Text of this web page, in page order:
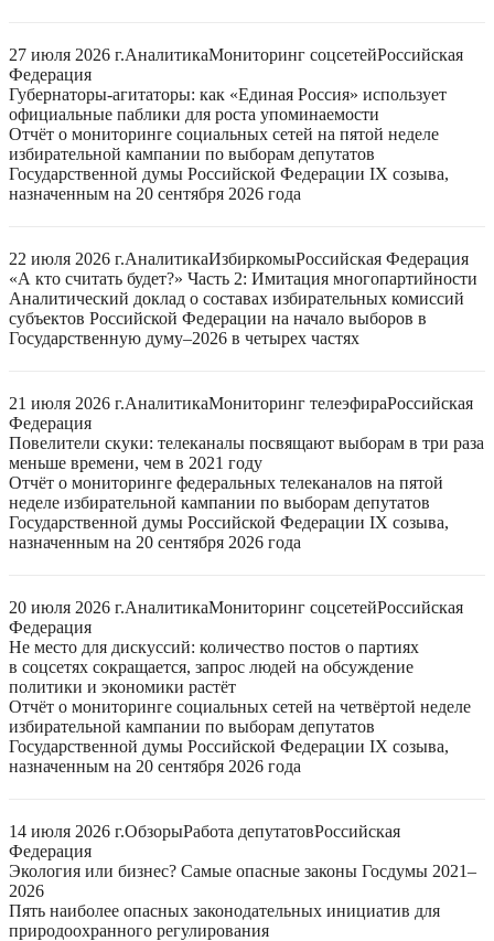
27 июля 2026 г.АналитикаМониторинг соцсетейРоссийская
Федерация
Губернаторы-агитаторы: как «Единая Россия» использует
официальные паблики для роста упоминаемости
Отчёт о мониторинге социальных сетей на пятой неделе
избирательной кампании по выборам депутатов
Государственной думы Российской Федерации IX созыва,
назначенным на 20 сентября 2026 года
22 июля 2026 г.АналитикаИзбиркомыРоссийская Федерация
«А кто считать будет?» Часть 2: Имитация многопартийности
Аналитический доклад о составах избирательных комиссий
субъектов Российской Федерации на начало выборов в
Государственную думу–2026 в четырех частях
21 июля 2026 г.АналитикаМониторинг телеэфираРоссийская
Федерация
Повелители скуки: телеканалы посвящают выборам в три раза
меньше времени, чем в 2021 году
Отчёт о мониторинге федеральных телеканалов на пятой
неделе избирательной кампании по выборам депутатов
Государственной думы Российской Федерации IX созыва,
назначенным на 20 сентября 2026 года
20 июля 2026 г.АналитикаМониторинг соцсетейРоссийская
Федерация
Не место для дискуссий: количество постов о партиях
в соцсетях сокращается, запрос людей на обсуждение
политики и экономики растёт
Отчёт о мониторинге социальных сетей на четвёртой неделе
избирательной кампании по выборам депутатов
Государственной думы Российской Федерации IX созыва,
назначенным на 20 сентября 2026 года
14 июля 2026 г.ОбзорыРабота депутатовРоссийская
Федерация
Экология или бизнес? Самые опасные законы Госдумы 2021–
2026
Пять наиболее опасных законодательных инициатив для
природоохранного регулирования